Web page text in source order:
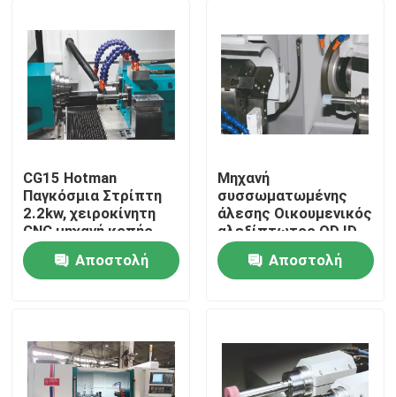
Σπίτι
Σχετικά με εμάς
CG15 Hotman
Παγκόσμια Στρίπτη
2.2kw, χειροκίνητη
CNC μηχανή κοπής
εργαλείων Στρίπτης
Αποστολή
Μηχανή
συσσωματωμένης
άλεσης Οικουμενικός
αλεξίπτωτος OD ID
Αποστολή